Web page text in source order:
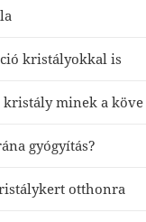
kristályokkal is
minek a köve
gyógyítás?
otthonra